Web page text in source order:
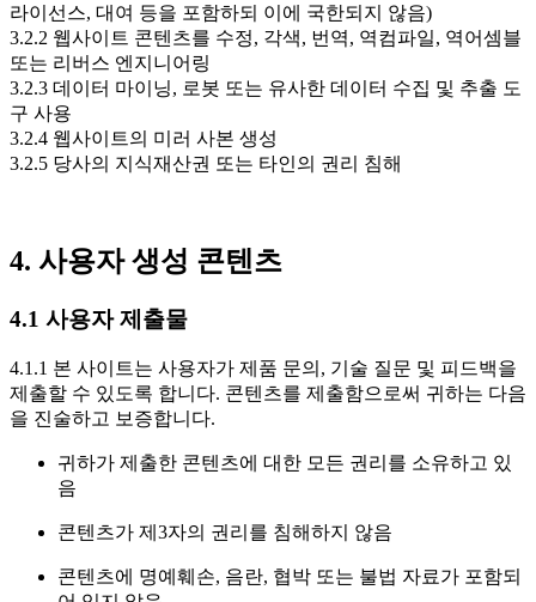
라이선스, 대여 등을 포함하되 이에 국한되지 않음)
3.2.2 웹사이트 콘텐츠를 수정, 각색, 번역, 역컴파일, 역어셈블
또는 리버스 엔지니어링
3.2.3 데이터 마이닝, 로봇 또는 유사한 데이터 수집 및 추출 도
구 사용
3.2.4 웹사이트의 미러 사본 생성
3.2.5 당사의 지식재산권 또는 타인의 권리 침해
4. 사용자 생성 콘텐츠
4.1 사용자 제출물
4.1.1 본 사이트는 사용자가 제품 문의, 기술 질문 및 피드백을
제출할 수 있도록 합니다. 콘텐츠를 제출함으로써 귀하는 다음
을 진술하고 보증합니다.
귀하가 제출한 콘텐츠에 대한 모든 권리를 소유하고 있
음
콘텐츠가 제3자의 권리를 침해하지 않음
콘텐츠에 명예훼손, 음란, 협박 또는 불법 자료가 포함되